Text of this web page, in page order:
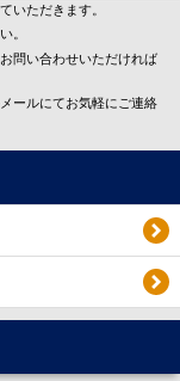
いただきます。
。
問い合わせいただければ
ールにてお気軽にご連絡